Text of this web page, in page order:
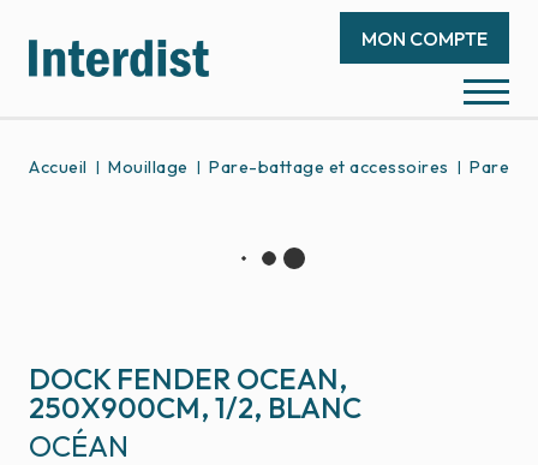
MON COMPTE
Accueil Mouillage Pare-battage et accessoires Pare-
DOCK FENDER OCEAN,
250X900CM, 1/2, BLANC
OCÉAN